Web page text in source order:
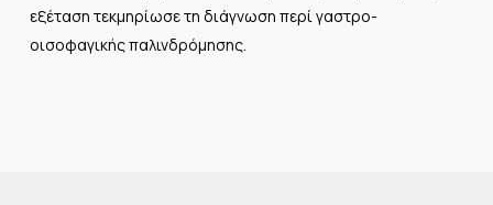
εξέταση τεκμηρίωσε τη διάγνωση περί γαστρο-
οισοφαγικής παλινδρόμησης.